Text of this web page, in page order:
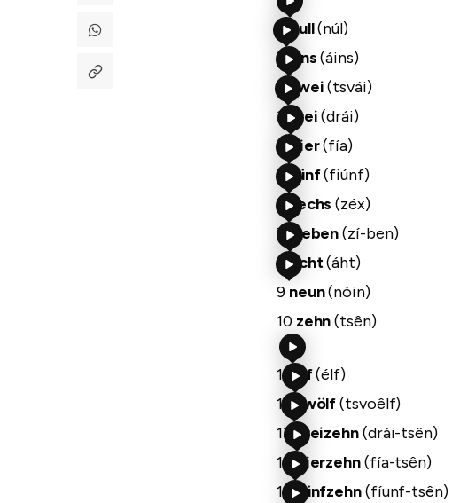
0null(núl)
1eins(áins)
2zwei(tsvái)
3drei(drái)
4vier(fía)
5fünf(fiúnf)
6sechs(zéx)
7sieben(zí-ben)
8acht(áht)
9 neun(nóin)
10 zehn(tsên)
11elf(élf)
12zwölf(tsvoêlf)
13dreizehn(drái-tsên)
14vierzehn(fía-tsên)
15fünfzehn(fíunf-tsên)